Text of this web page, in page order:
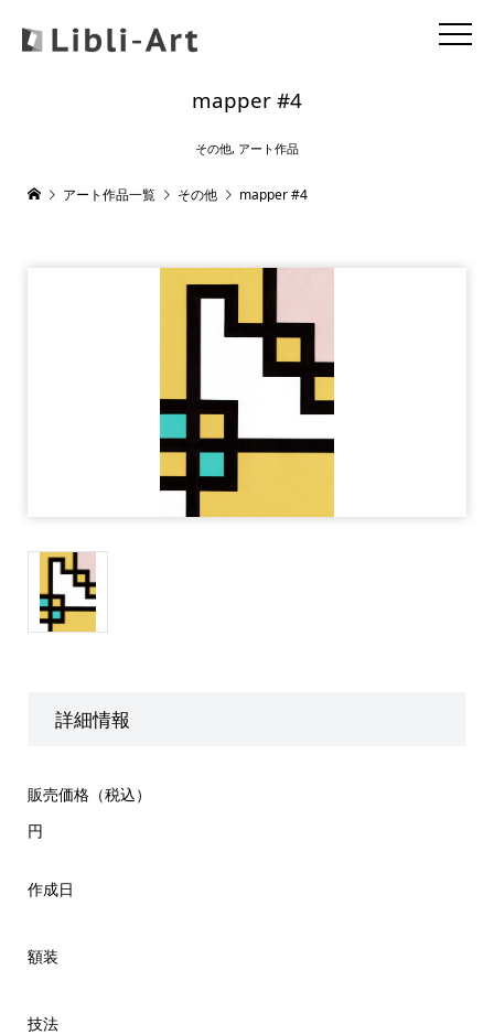
mapper #4
その他, アート作品
アート作品一覧 その他 mapper #4
詳細情報
販売価格（税込）
円
作成日
額装
技法